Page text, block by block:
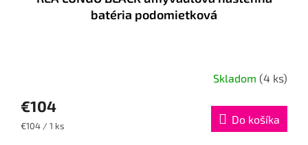
batéria podomietková
Skladom (4 ks)
€104
Jednotková
€104 / 1 ks Do košíka